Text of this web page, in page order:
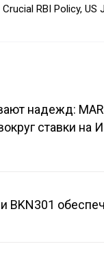
RBI Policy, US
надежд:
ставки на
BKN301